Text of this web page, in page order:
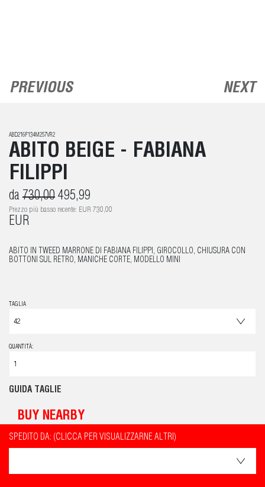
PREVIOUS NEXT
ABD216F134M257VR2
ABITO BEIGE - FABIANA
FILIPPI
da 730,00 495,99
Prezzo più basso recente: EUR 730,00
EUR
ABITO IN TWEED MARRONE DI FABIANA FILIPPI, GIROCOLLO, CHIUSURA CON
BOTTONI SUL RETRO, MANICHE CORTE, MODELLO MINI
TAGLIA
QUANTITÀ:
GUIDA TAGLIE
BUY NEARBY
SPEDITO DA: (CLICCA PER VISUALIZZARNE ALTRI)